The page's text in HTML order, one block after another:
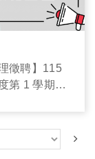
徵聘】115
第 1 學期各